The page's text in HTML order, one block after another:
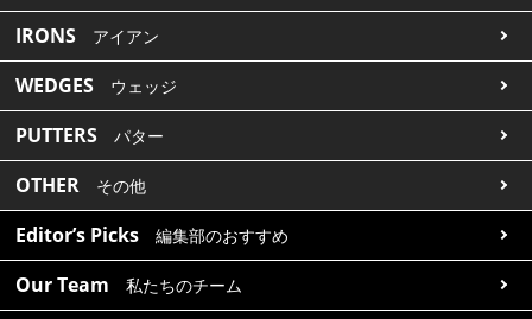
IRONS アイアン
WEDGES ウェッジ
PUTTERS パター
OTHER その他
Editor’s Picks 編集部のおすすめ
Our Team 私たちのチーム